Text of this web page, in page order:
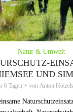
Natur & Umwelt
UND
6 Tagen von Anton